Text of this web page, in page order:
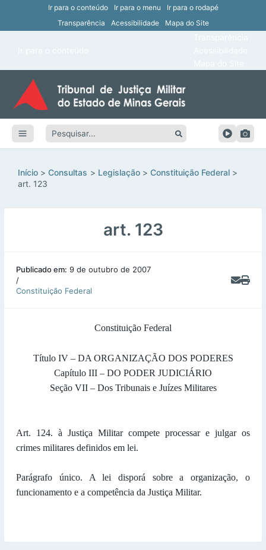
Ir para o conteúdo Ir para o menu
Ir para o rodapé
Transparência
Acessibilidade Mapa do Site
Pesquisar:
Início Consultas Legislação
Constituição Federal
art. 123
art. 123
Publicado em: 9 de outubro de 2007
/
Constituição Federal
Constituição Federal
Título IV – DA ORGANIZAÇÃO DOS PODERES
Capítulo III – DO PODER JUDICIÁRIO
Seção VII – Dos Tribunais e Juízes Militares
Art. 124. à Justiça Militar compete processar e julgar os
crimes militares definidos em lei.
Parágrafo único. A lei disporá sobre a organização, o
funcionamento e a competência da Justiça Militar.